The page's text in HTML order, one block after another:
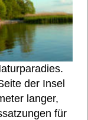
der Insel
langer,
für